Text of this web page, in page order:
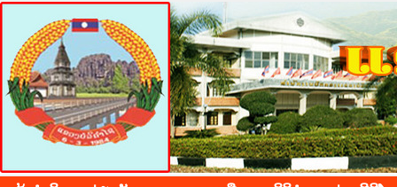
BOLIKHAMXAY PROVINCE